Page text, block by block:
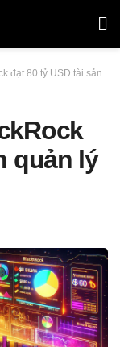
đạt 80 tỷ USD tài sản
quản lý